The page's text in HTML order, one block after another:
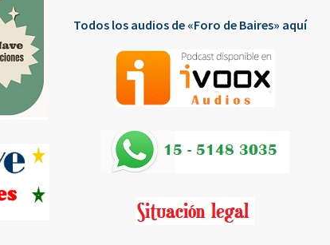
Todos los audios de «Foro de Baires» aquí